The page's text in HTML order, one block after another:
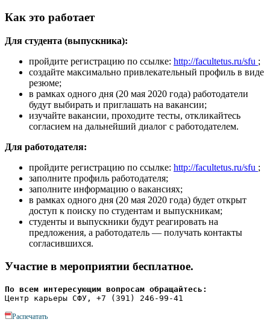
Как это работает
Для студента (выпускника):
пройдите регистрацию по ссылке: http://facultetus.ru/sfu ;
создайте максимально привлекательный профиль в виде
резюме;
в рамках одного дня (20 мая 2020 года) работодатели
будут выбирать и приглашать на вакансии;
изучайте вакансии, проходите тесты, откликайтесь
согласием на дальнейший диалог с работодателем.
Для работодателя:
пройдите регистрацию по ссылке: http://facultetus.ru/sfu ;
заполните профиль работодателя;
заполните информацию о вакансиях;
в рамках одного дня (20 мая 2020 года) будет открыт
доступ к поиску по студентам и выпускникам;
студенты и выпускники будут реагировать на
предложения, а работодатель — получать контакты
согласившихся.
Участие в мероприятии бесплатное.
По всем интересующим вопросам обращайтесь:
Распечатать